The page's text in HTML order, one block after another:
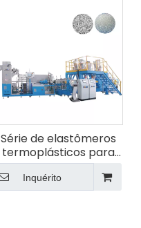
Série de elastômeros
termoplásticos para
alta qualidade
Inquérito